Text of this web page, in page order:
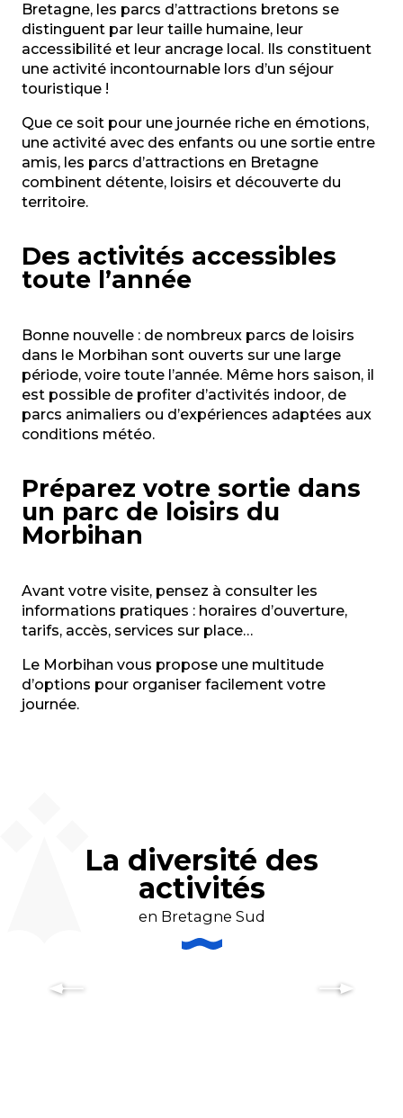
Bretagne, les parcs d’attractions bretons se
distinguent par leur taille humaine, leur
accessibilité et leur ancrage local. Ils constituent
une activité incontournable lors d’un séjour
touristique !
Que ce soit pour une journée riche en émotions,
une activité avec des enfants ou une sortie entre
amis, les parcs d’attractions en Bretagne
combinent détente, loisirs et découverte du
territoire.
Des activités accessibles
toute l’année
Bonne nouvelle : de nombreux parcs de loisirs
dans le Morbihan sont ouverts sur une large
période, voire toute l’année. Même hors saison, il
est possible de profiter d’activités indoor, de
parcs animaliers ou d’expériences adaptées aux
conditions météo.
Préparez votre sortie dans
un parc de loisirs du
Morbihan
Avant votre visite, pensez à consulter les
informations pratiques : horaires d’ouverture,
tarifs, accès, services sur place…
Le Morbihan vous propose une multitude
d’options pour organiser facilement votre
journée.
La diversité des
activités
en Bretagne Sud
Les activités nautiques